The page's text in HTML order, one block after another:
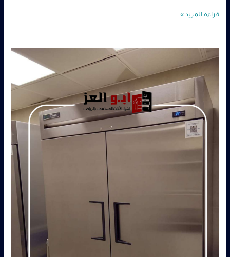
قراءة المزيد »
شراء
معدات
المطاعم
المستعملة
بالرياض
0560485279